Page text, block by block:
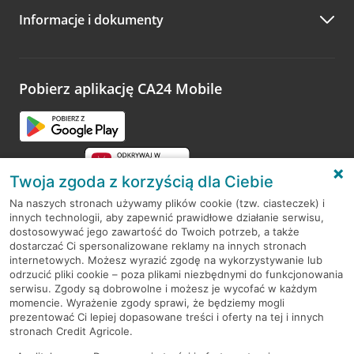
Zachęcamy do podzielenia się z nami opinią o wizycie.
opinie.
Informacje i dokumenty
Pobierz aplikację CA24 Mobile
RODO
Regulamin serwisu
Mapa serwisu
PolitykaCookies
Twoja zgoda z korzyścią dla Ciebie
Na naszych stronach używamy plików cookie (tzw. ciasteczek) i
innych technologii, aby zapewnić prawidłowe działanie serwisu,
dostosowywać jego zawartość do Twoich potrzeb, a także
dostarczać Ci spersonalizowane reklamy na innych stronach
internetowych. Możesz wyrazić zgodę na wykorzystywanie lub
odrzucić pliki cookie – poza plikami niezbędnymi do funkcjonowania
serwisu. Zgody są dobrowolne i możesz je wycofać w każdym
momencie. Wyrażenie zgody sprawi, że będziemy mogli
prezentować Ci lepiej dopasowane treści i oferty na tej i innych
stronach Credit Agricole.